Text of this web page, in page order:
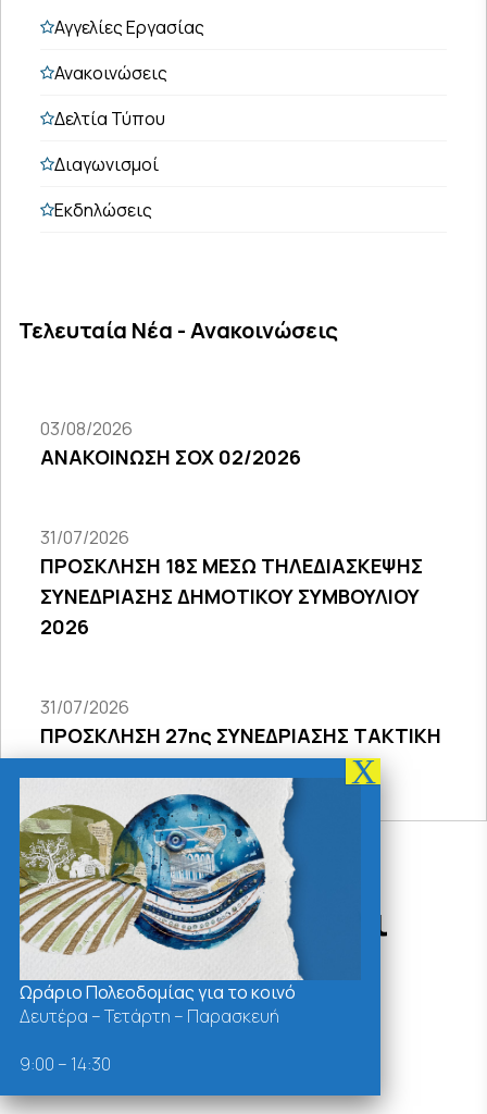
Αγγελίες Εργασίας
Ανακοινώσεις
Δελτία Τύπου
Διαγωνισμοί
Εκδηλώσεις
Τελευταία Νέα - Ανακοινώσεις
03/08/2026
ΑΝΑΚΟΙΝΩΣΗ ΣΟΧ 02/2026
31/07/2026
ΠΡΟΣΚΛΗΣΗ 18Σ ΜΕΣΩ ΤΗΛΕΔΙΑΣΚΕΨΗΣ
ΣΥΝΕΔΡΙΑΣΗΣ ΔΗΜΟΤΙΚΟΥ ΣΥΜΒΟΥΛΙΟΥ
2026
31/07/2026
ΠΡΟΣΚΛΗΣΗ 27ης ΣΥΝΕΔΡΙΑΣΗΣ ΤΑΚΤΙΚΗ
ΔΙΑ ΖΩΣΗΣ
Δράσεις - Χρήσιμοι
Σύνδεσμοι
Ωράριο Πολεοδομίας για το κοινό
Δευτέρα – Τετάρτη – Παρασκευή
9:00 – 14:30